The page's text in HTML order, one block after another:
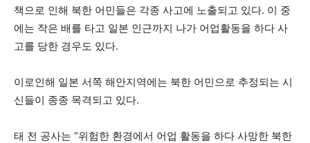
책으로 인해 북한 어민들은 각종 사고에 노출되고 있다. 이 중
에는 작은 배를 타고 일본 인근까지 나가 어업활동을 하다 사
고를 당한 경우도 있다.
이로인해 일본 서쪽 해안지역에는 북한 어민으로 추정되는 시
신들이 종종 목격되고 있다.
태 전 공사는 “위험한 환경에서 어업 활동을 하다 사망한 북한